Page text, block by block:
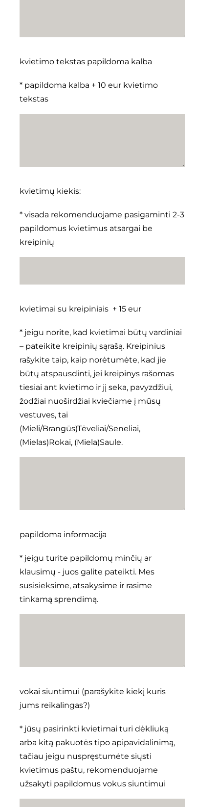
kvietimo tekstas papildoma kalba
* papildoma kalba + 10 eur kvietimo
tekstas
kvietimų kiekis:
* visada rekomenduojame pasigaminti 2-3
papildomus kvietimus atsargai be
kreipinių
kvietimai su kreipiniais + 15 eur
* jeigu norite, kad kvietimai būtų vardiniai
– pateikite kreipinių sąrašą. Kreipinius
rašykite taip, kaip norėtumėte, kad jie
būtų atspausdinti, jei kreipinys rašomas
tiesiai ant kvietimo ir jį seka, pavyzdžiui,
žodžiai nuoširdžiai kviečiame į mūsų
vestuves, tai
(Mieli/Brangūs)Tėveliai/Seneliai,
(Mielas)Rokai, (Miela)Saule.
papildoma informacija
* jeigu turite papildomų minčių ar
klausimų - juos galite pateikti. Mes
susisieksime, atsakysime ir rasime
tinkamą sprendimą.
vokai siuntimui (parašykite kiekį kuris
jums reikalingas?)
* jūsų pasirinkti kvietimai turi dėkliuką
arba kitą pakuotės tipo apipavidalinimą,
tačiau jeigu nuspręstumėte siųsti
kvietimus paštu, rekomenduojame
užsakyti papildomus vokus siuntimui